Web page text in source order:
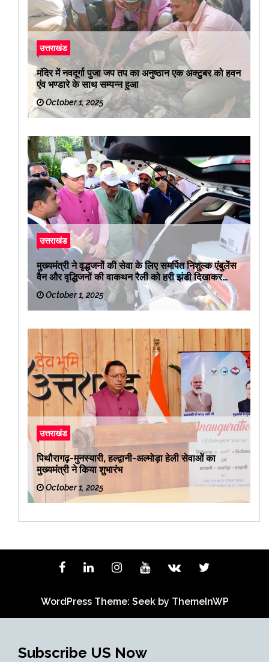
उत्तराखंड
मंदिर में नवदूर्गा पुजा जप तप का अनुष्ठान एक अक्टुबर को हवन
एंव भण्डारे के साथ सम्पन्न हुआ
October 1, 2025
उत्तराखंड
मुख्यमंत्री ने वृद्धजनों की सेवा के लिए समर्पित निशुल्क एंबुलेंस
वैन और वृद्धिजनों की वाकथन रैली को हरी झंडी दिखाकर
रवाना किया
October 1, 2025
उत्तराखंड
पिथौरागढ़-मुनस्यारी, हल्द्वानी-अल्मोड़ा हेली सेवाओं का
मुख्यमंत्री ने किया शुभारंभ
October 1, 2025
WordPress Theme: Seek by ThemeInWP
Subscribe US Now